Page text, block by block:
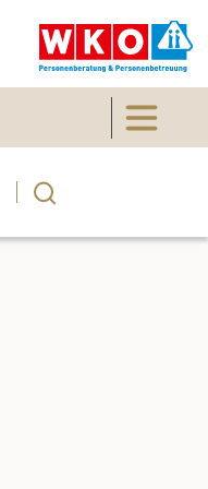
Toggle